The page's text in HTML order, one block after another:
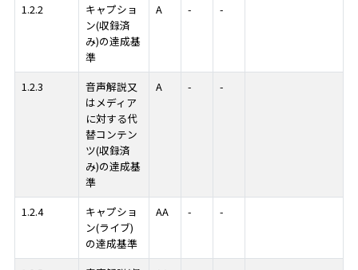
1.2.2
キャプショ
ン(収録済
み)の達成基
準
A - -
1.2.3
音声解説又
はメディア
に対する代
替コンテン
ツ(収録済
み)の達成基
準
A - -
1.2.4
キャプショ
ン(ライブ)
の達成基準
AA - -